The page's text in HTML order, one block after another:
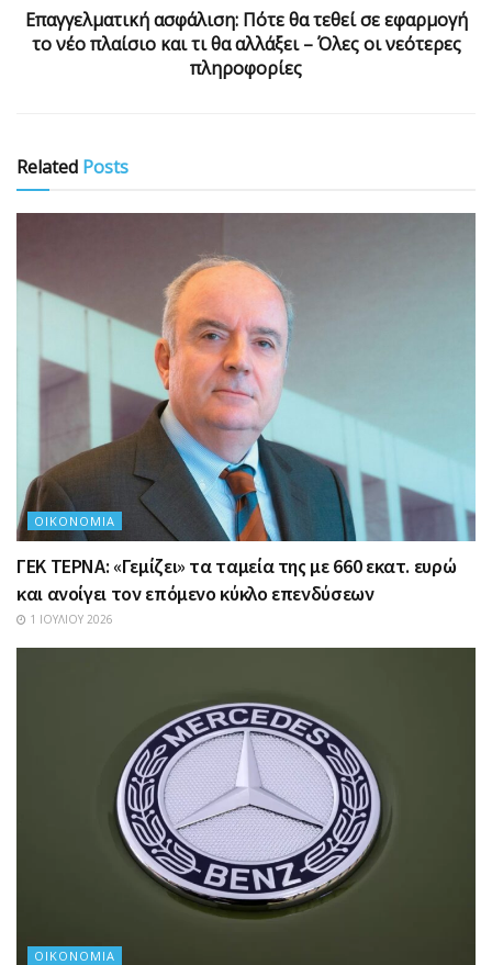
Επαγγελματική ασφάλιση: Πότε θα τεθεί σε εφαρμογή
το νέο πλαίσιο και τι θα αλλάξει – Όλες οι νεότερες
πληροφορίες
Related Posts
ΟΙΚΟΝΟΜΊΑ
ΓΕΚ ΤΕΡΝΑ: «Γεμίζει» τα ταμεία της με 660 εκατ. ευρώ
και ανοίγει τον επόμενο κύκλο επενδύσεων
1 ΙΟΥΛΊΟΥ 2026
ΟΙΚΟΝΟΜΊΑ